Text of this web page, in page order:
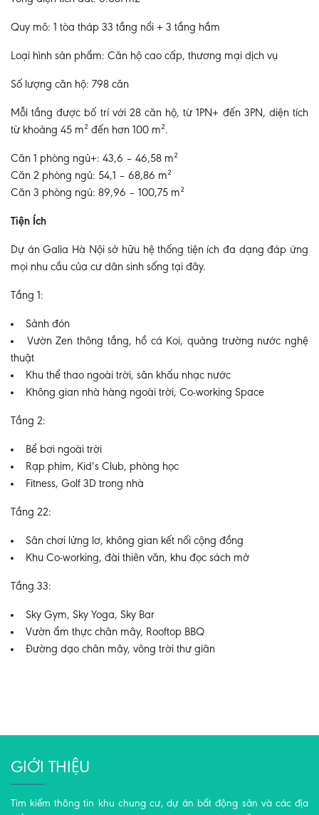
Quy mô: 1 tòa tháp 33 tầng nổi + 3 tầng hầm
Loại hình sản phẩm: Căn hộ cao cấp, thương mại dịch vụ
Số lượng căn hộ: 798 căn
Mỗi tầng được bố trí với 28 căn hộ, từ 1PN+ đến 3PN, diện tích
từ khoảng 45 m² đến hơn 100 m².
Căn 1 phòng ngủ+: 43,6 – 46,58 m²
Căn 2 phòng ngủ: 54,1 – 68,86 m²
Căn 3 phòng ngủ: 89,96 – 100,75 m²
Tiện Ích
Dự án Galia Hà Nội sở hữu hệ thống tiện ích đa dạng đáp ứng
mọi nhu cầu của cư dân sinh sống tại đây.
Tầng 1:
Sảnh đón
Vườn Zen thông tầng, hồ cá Koi, quảng trường nước nghệ
thuật
Khu thể thao ngoài trời, sân khấu nhạc nước
Không gian nhà hàng ngoài trời, Co-working Space
Tầng 2:
Bể bơi ngoài trời
Rạp phim, Kid’s Club, phòng học
Fitness, Golf 3D trong nhà
Tầng 22:
Sân chơi lửng lơ, không gian kết nối cộng đồng
Khu Co-working, đài thiên văn, khu đọc sách mở
Tầng 33:
Sky Gym, Sky Yoga, Sky Bar
Vườn ẩm thực chân mây, Rooftop BBQ
Đường dạo chân mây, võng trời thư giãn
GIỚI THIỆU
Tìm kiếm thông tin khu chung cư, dự án bất động sản và các địa